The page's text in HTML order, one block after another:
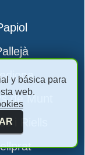
de Munt
i Riells
y básica para
web.